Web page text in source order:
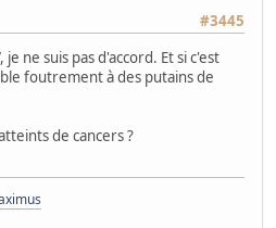
#3445
ne suis pas d'accord. Et si c'est
foutrement à des putains de
de cancers ?